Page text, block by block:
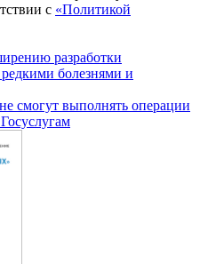
с «Политикой
разработки
болезнями и
смогут выполнять операции